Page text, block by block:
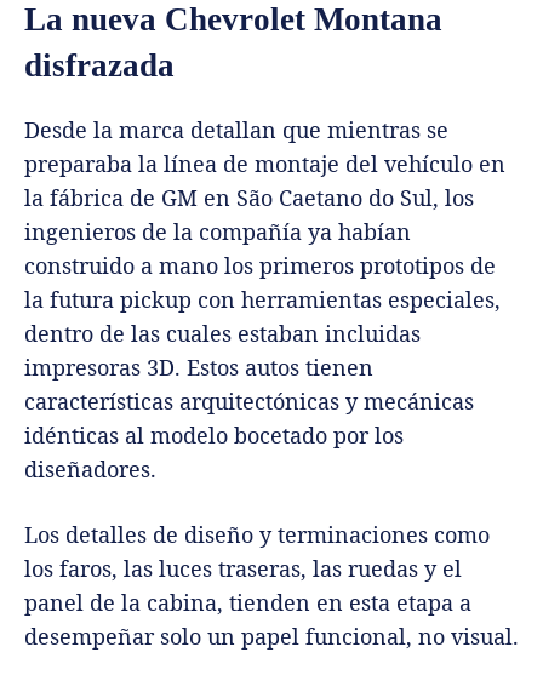
La nueva Chevrolet Montana
disfrazada
Desde la marca detallan que mientras se
preparaba la línea de montaje del vehículo en
la fábrica de GM en São Caetano do Sul, los
ingenieros de la compañía ya habían
construido a mano los primeros prototipos de
la futura pickup con herramientas especiales,
dentro de las cuales estaban incluidas
impresoras 3D. Estos autos tienen
características arquitectónicas y mecánicas
idénticas al modelo bocetado por los
diseñadores.
Los detalles de diseño y terminaciones como
los faros, las luces traseras, las ruedas y el
panel de la cabina, tienden en esta etapa a
desempeñar solo un papel funcional, no visual.